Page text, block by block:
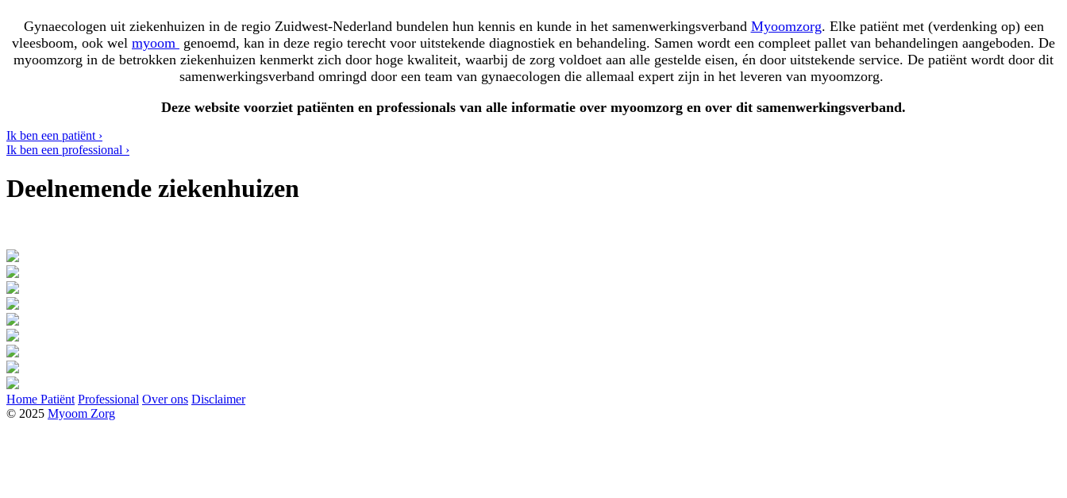
Gynaecologen uit ziekenhuizen in de regio Zuidwest-Nederland bundelen hun kennis en kunde in het samenwerkingsverband Myoomzorg. Elke patiënt met (verdenking op) een
vleesboom, ook wel myoom genoemd, kan in deze regio terecht voor uitstekende diagnostiek en behandeling. Samen wordt een compleet pallet van behandelingen aangeboden. De
myoomzorg in de betrokken ziekenhuizen kenmerkt zich door hoge kwaliteit, waarbij de zorg voldoet aan alle gestelde eisen, én door uitstekende service. De patiënt wordt door dit
samenwerkingsverband omringd door een team van gynaecologen die allemaal expert zijn in het leveren van myoomzorg.
Deze website voorziet patiënten en professionals van alle informatie over myoomzorg en over dit samenwerkingsverband.
Ik ben een patiënt ›
Ik ben een professional ›
Deelnemende ziekenhuizen
Home Patiënt Professional Over ons Disclaimer
© 2025 Myoom Zorg